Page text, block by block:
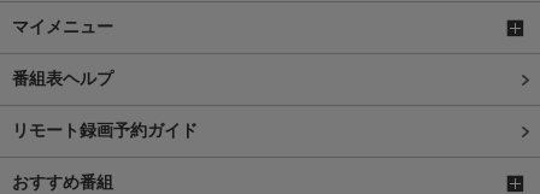
マイメニュー
番組表ヘルプ
リモート録画予約ガイド
おすすめ番組